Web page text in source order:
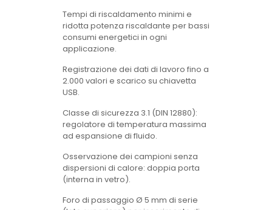
Tempi di riscaldamento minimi e
ridotta potenza riscaldante per bassi
consumi energetici in ogni
applicazione.
Registrazione dei dati di lavoro fino a
2.000 valori e scarico su chiavetta
USB.
Classe di sicurezza 3.1 (DIN 12880):
regolatore di temperatura massima
ad espansione di fluido.
Osservazione dei campioni senza
dispersioni di calore: doppia porta
(interna in vetro).
Foro di passaggio Ø 5 mm di serie